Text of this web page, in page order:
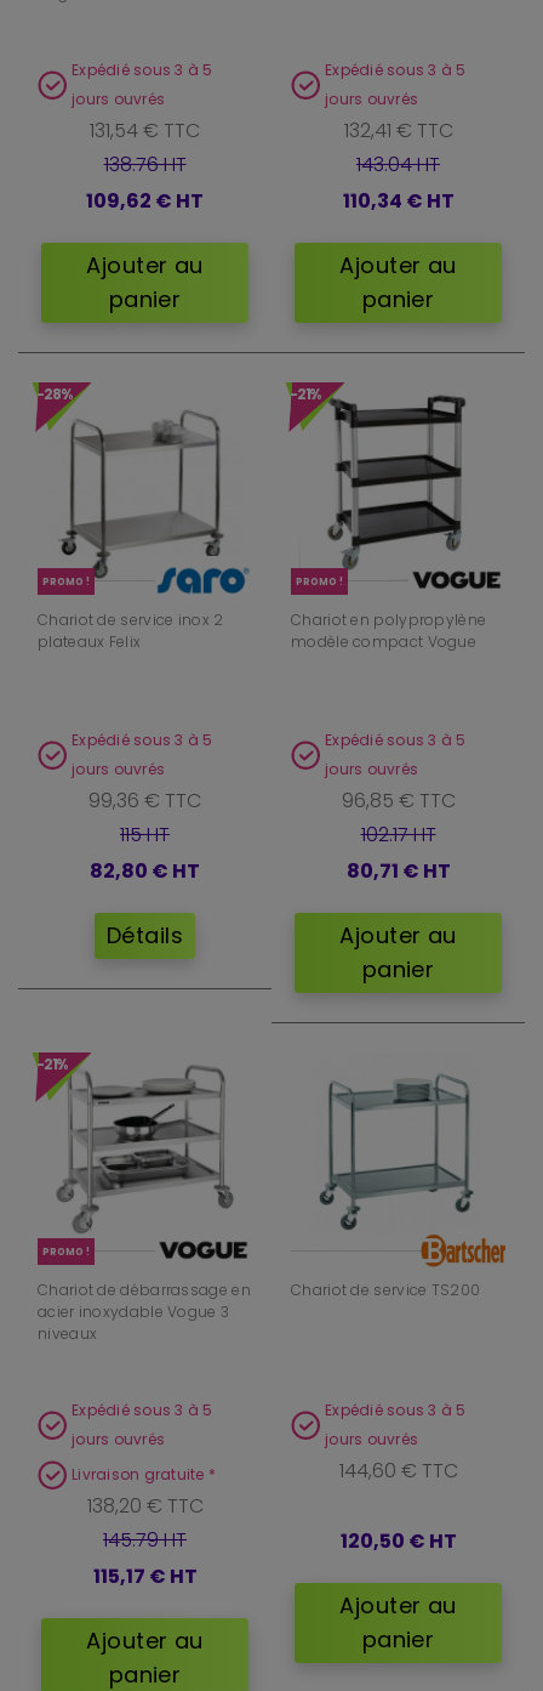
Expédié sous 3 à 5
jours ouvrés
131,54 € TTC
138.76 HT
109,62 € HT
Ajouter au
panier
Expédié sous 3 à 5
jours ouvrés
132,41 € TTC
143.04 HT
110,34 € HT
Ajouter au
panier
-28%
PROMO !
Chariot de service inox 2
plateaux Felix
Expédié sous 3 à 5
jours ouvrés
99,36 € TTC
115 HT
82,80 € HT
Détails
-21%
PROMO !
Chariot en polypropylène
modèle compact Vogue
Expédié sous 3 à 5
jours ouvrés
96,85 € TTC
102.17 HT
80,71 € HT
Ajouter au
panier
-21%
PROMO !
Chariot de débarrassage en
acier inoxydable Vogue 3
niveaux
Expédié sous 3 à 5
jours ouvrés
Livraison gratuite *
138,20 € TTC
145.79 HT
115,17 € HT
Ajouter au
panier
Chariot de service TS200
Expédié sous 3 à 5
jours ouvrés
144,60 € TTC
120,50 € HT
Ajouter au
panier